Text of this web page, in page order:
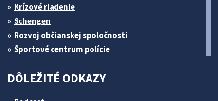
Krízové riadenie
Schengen
Rozvoj občianskej spoločnosti
Športové centrum polície
DÔLEŽITÉ ODKAZY